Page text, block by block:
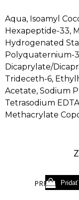
Aqua, Isoamyl
Hexapeptide-33,
Hydrogenated
Polyquaternium-
Dicaprylate/
Trideceth-6,
Acetate, Sodium
Tetrasodium
Methacrylate
PRP Mask 1